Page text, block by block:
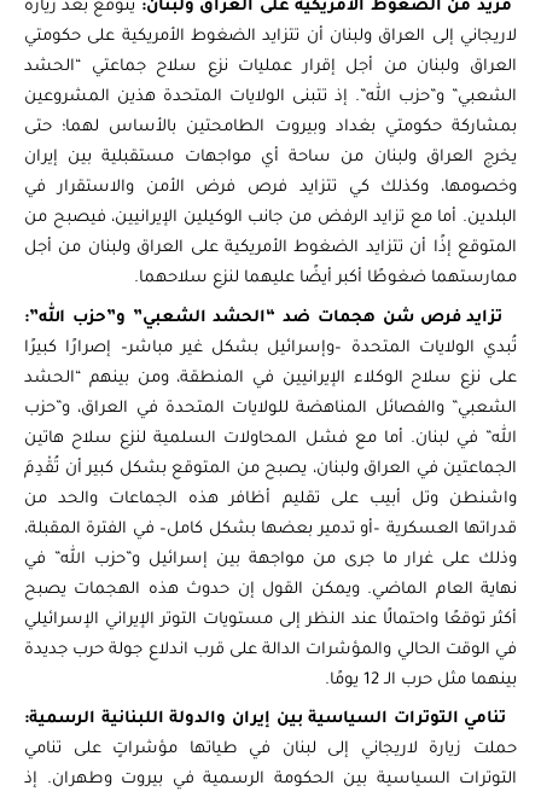
مزيد من الضغوط الأمريكية على العراق ولبنان: يُتوقع بعد زيارة
لاريجاني إلى العراق ولبنان أن تتزايد الضغوط الأمريكية على حكومتي
العراق ولبنان من أجل إقرار عمليات نزع سلاح جماعتي “الحشد
الشعبي” و”حزب الله”. إذ تتبنى الولايات المتحدة هذين المشروعين
بمشاركة حكومتي بغداد وبيروت الطامحتين بالأساس لهما؛ حتى
يخرج العراق ولبنان من ساحة أي مواجهات مستقبلية بين إيران
وخصومها، وكذلك كي تتزايد فرص فرض الأمن والاستقرار في
البلدين. أما مع تزايد الرفض من جانب الوكيلين الإيرانيين، فيصبح من
المتوقع إذًا أن تتزايد الضغوط الأمريكية على العراق ولبنان من أجل
ممارستهما ضغوطًا أكبر أيضًا عليهما لنزع سلاحهما.
تزايد فرص شن هجمات ضد “الحشد الشعبي” و”حزب الله”:
تُبدي الولايات المتحدة –وإسرائيل بشكل غير مباشر– إصرارًا كبيرًا
على نزع سلاح الوكلاء الإيرانيين في المنطقة، ومن بينهم “الحشد
الشعبي” والفصائل المناهضة للولايات المتحدة في العراق، و”حزب
الله” في لبنان. أما مع فشل المحاولات السلمية لنزع سلاح هاتين
الجماعتين في العراق ولبنان، يصبح من المتوقع بشكل كبير أن تُقْدِمَ
واشنطن وتل أبيب على تقليم أظافر هذه الجماعات والحد من
قدراتها العسكرية –أو تدمير بعضها بشكل كامل– في الفترة المقبلة،
وذلك على غرار ما جرى من مواجهة بين إسرائيل و”حزب الله” في
نهاية العام الماضي. ويمكن القول إن حدوث هذه الهجمات يصبح
أكثر توقعًا واحتمالًا عند النظر إلى مستويات التوتر الإيراني الإسرائيلي
في الوقت الحالي والمؤشرات الدالة على قرب اندلاع جولة حرب جديدة
بينهما مثل حرب الـ 12 يومًا.
تنامي التوترات السياسية بين إيران والدولة اللبنانية الرسمية:
حملت زيارة لاريجاني إلى لبنان في طياتها مؤشراتٍ على تنامي
التوترات السياسية بين الحكومة الرسمية في بيروت وطهران. إذ